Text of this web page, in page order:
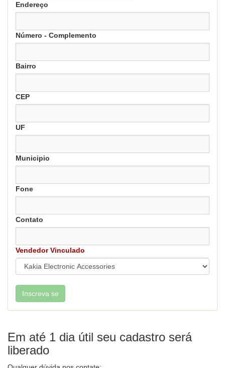
Endereço
Número - Complemento
Bairro
CEP
UF
Municipio
Fone
Contato
Vendedor Vinculado
Em até 1 dia útil seu cadastro será
liberado